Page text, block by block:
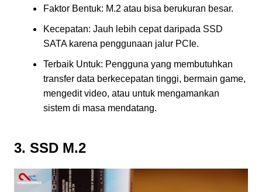
Faktor Bentuk: M.2 atau bisa berukuran besar.
Kecepatan: Jauh lebih cepat daripada SSD
SATA karena penggunaan jalur PCIe.
Terbaik Untuk: Pengguna yang membutuhkan
transfer data berkecepatan tinggi, bermain game,
mengedit video, atau untuk mengamankan
sistem di masa mendatang.
3. SSD M.2